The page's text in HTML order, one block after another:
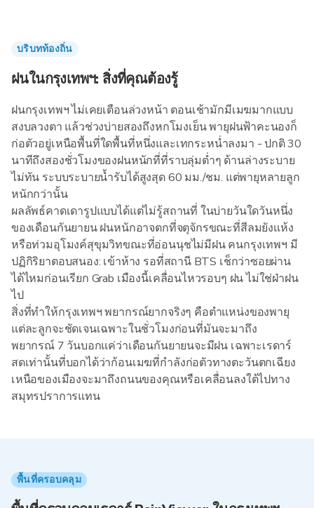
บริบทท้องถิ่น
ฝนในกรุงเทพฯ: สิ่งที่คุณต้องรู้
ฝนกรุงเทพฯ ไม่เคยเตือนล่วงหน้า ตอนเช้ามักมีเมฆมากแบบ
สงบลวงตา แล้วช่วงบ่ายสองถึงหกโมงเย็น พายุฝนฟ้าคะนองก็
ก่อตัวอยู่เหนือพื้นที่ใดพื้นที่หนึ่งและเทกระหน่ำลงมา - ปกติ 30
นาทีถึงสองชั่วโมงของฝนหนักที่ที่ราบลุ่มต่ำๆ ด้านล่างระบาย
ไม่ทัน ระบบระบายน้ำรับได้สูงสุด 60 มม./ชม. แต่พายุหลายลูก
หนักกว่านั้น
ผลลัพธ์คาดเดารูปแบบได้แต่ไม่รู้สถานที่ ในบ่ายวันใดวันหนึ่ง
ของเดือนกันยายน ฝนหนักอาจตกที่จตุจักรขณะที่สีลมยังแห้ง
หรือท่วมอุโมงค์สุขุมวิทขณะที่อ่อนนุชไม่มีฝน คนกรุงเทพฯ มี
ปฏิกิริยาตอบสนอง: เข้าห้าง รอที่สถานี BTS เช็กว่าซอยผ่าน
ได้ไหมก่อนเรียก Grab เมืองนี้เคลื่อนไหวรอบๆ ฝน ไม่ใช่ฝ่าฝน
ไป
สิ่งที่ทำให้กรุงเทพฯ พยากรณ์ยากจริงๆ คือตำแหน่งของพายุ
แต่ละลูกจะชัดเจนเฉพาะในชั่วโมงก่อนที่มันจะมาถึง
พยากรณ์ 7 วันบอกแค่ว่าเดือนกันยายนจะมีฝน เฉพาะเรดาร์
สดเท่านั้นที่บอกได้ว่าก้อนเมฆที่กำลังก่อตัวทางตะวันตกเฉียง
เหนือของเมืองจะมาถึงถนนของคุณหรือเคลื่อนลงใต้ไปทาง
สมุทรปราการแทน
พื้นที่ครอบคลุม